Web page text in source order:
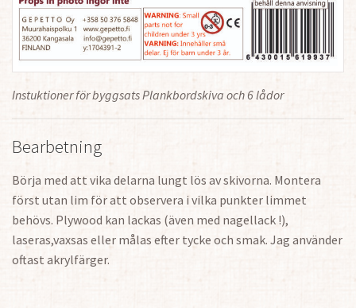
Instuktioner för byggsats Plankbordskiva och 6 lådor
Bearbetning
Börja med att vika delarna lungt lös av skivorna. Montera
först utan lim för att observera i vilka punkter limmet
behövs. Plywood kan lackas (även med nagellack !),
laseras,vaxsas eller målas efter tycke och smak. Jag använder
oftast akrylfärger.